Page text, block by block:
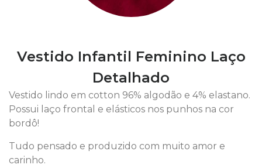
Vestido Infantil Feminino Laço
Detalhado
Vestido lindo em cotton 96% algodão e 4% elastano.
Possui laço frontal e elásticos nos punhos na cor
bordô!
Tudo pensado e produzido com muito amor e
carinho.